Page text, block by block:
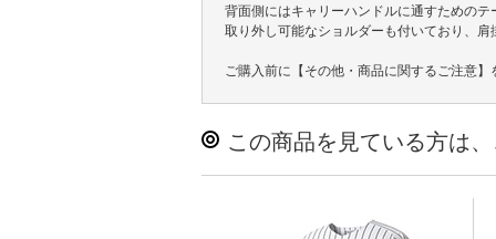
背面側にはキャリーハンドルに通すための
取り外し可能なショルダーも付いており、肩
ご購入前に【その他・商品に関するご注意】
この商品を見ている方は